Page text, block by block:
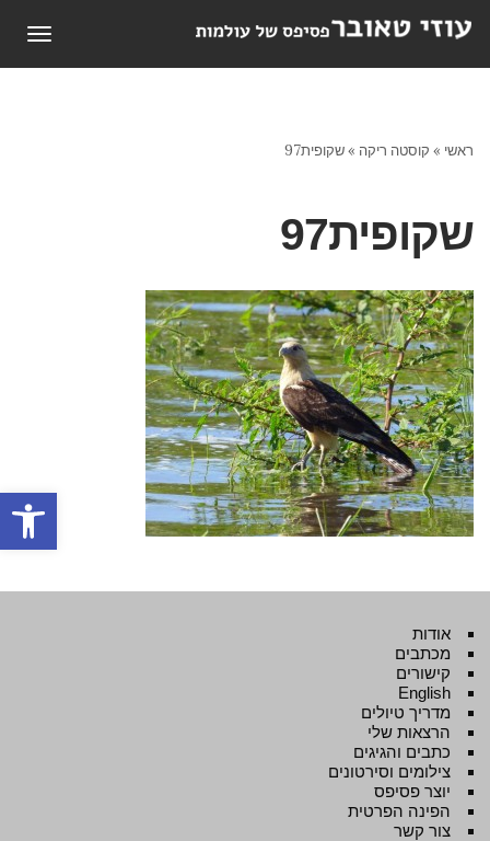
פתח
ראשי » קוסטה ריקה »שקופית97
שקופית97
אודות
מכתבים
קישורים
English
מדריך טיולים
הרצאות שלי
כתבים והגיגים
צילומים וסירטונים
יוצר פסיפס
הפינה הפרטית
צור קשר